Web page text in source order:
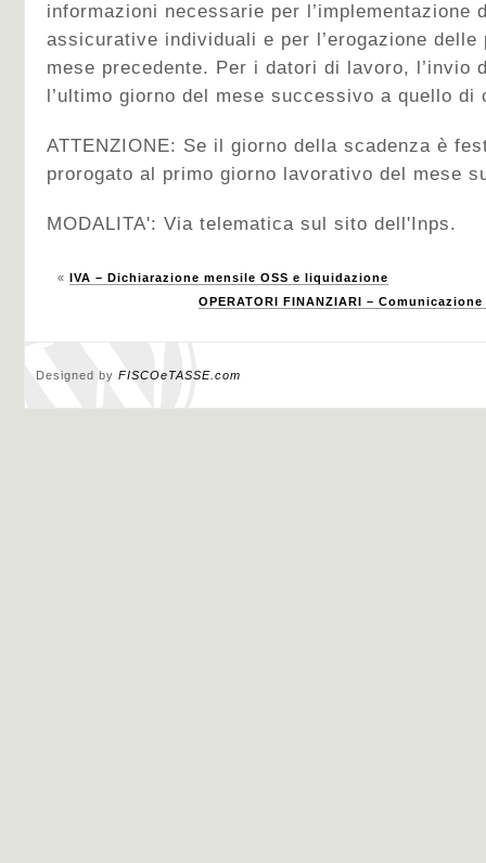
informazioni necessarie per l’implementazione
assicurative individuali e per l’erogazione
mese precedente. Per i datori di lavoro, l’invio
l’ultimo giorno del mese successivo a quello di
ATTENZIONE: Se il giorno della scadenza è
prorogato al primo giorno lavorativo del mese
MODALITA': Via telematica sul sito dell'Inps.
« IVA – Dichiarazione mensile OSS e liquidazione
OPERATORI FINANZIARI –
Designed by FISCOeTASSE.com